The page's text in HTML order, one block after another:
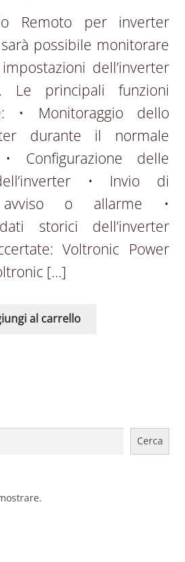
Remoto per inverter
possibile monitorare
dell’inverter
Le principali funzioni
• Monitoraggio dello
durante il normale
Configurazione delle
• Invio di
o allarme •
storici dell’inverter
Voltronic Power
[…]
al carrello
Cerca